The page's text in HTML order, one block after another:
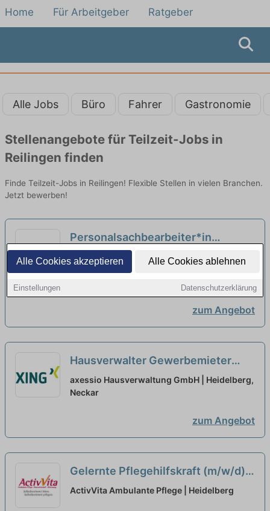
Alle Cookies akzeptieren Alle Cookies ablehnen
Einstellungen Datenschutzerklärung
Home Für Arbeitgeber Ratgeber
Alle Jobs Büro Fahrer Gastronomie
Stellenangebote für Teilzeit-Jobs in
Reilingen finden
Finde Teilzeit-Jobs in Reilingen! Flexible Stellen in vielen Branchen.
Jetzt bewerben!
Personalsachbearbeiter*in
(m/w/d) in Voll- oder Teilzeit
(Elternzeitvertretung)
Max-Planck-Institut für ausländisches
öffentliches Recht und Völkerrecht |
zum Angebot
Hausverwalter Gewerbemieter
Teilzeit/Vollzeit (m/w/d) neu
axessio Hausverwaltung GmbH | Heidelberg,
Neckar
zum Angebot
Gelernte Pflegehilfskraft (m/w/d)
in Teilzeit (50-90%) - Kommen Sie
ActivVita Ambulante Pflege | Heidelberg